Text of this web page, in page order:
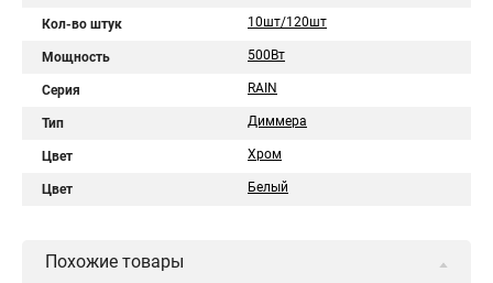
Кол-во штук 10шт/120шт
Мощность 500Вт
Серия RAIN
Тип Диммера
Цвет Хром
Цвет Белый
Похожие товары